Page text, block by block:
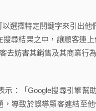
擇特定關鍵字來引出他
尋結果之中，讓顧客連
去妨害其銷售及其商業行為
：「Google搜尋引擎幫
導致於誤導顧客連結至